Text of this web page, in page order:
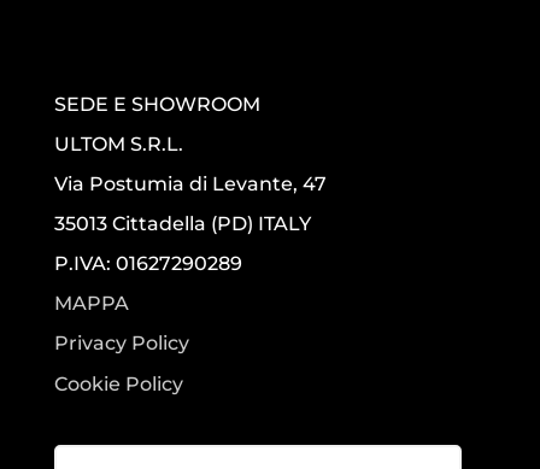
SEDE E SHOWROOM
ULTOM S.R.L.
Via Postumia di Levante, 47
35013 Cittadella (PD) ITALY
P.IVA: 01627290289
MAPPA
Privacy Policy
Cookie Policy